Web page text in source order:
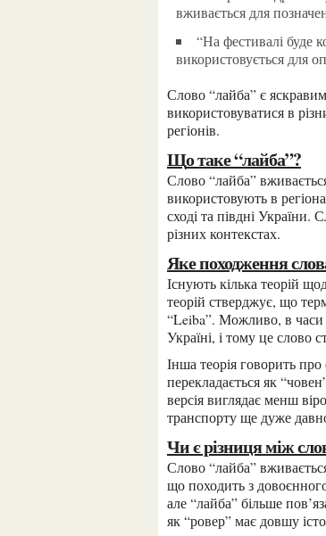
вживається для
“На фестивалі буде конкурс на кращу лайбу.” — у цьому прикладі слово “лайба”
використовується для
Слово “лайба” є яскравим прикладом того, як терміни можуть змінювати своє значення і
використовуватися в
регіонів.
Що таке “лайба”?
Слово “лайба” вживається в Україні для позначення велосипеда. Це термін, який часто
використовують в
сході та півдні України.
різних контекстах.
Яке походження
Існують кілька теорій щодо походження слова “лайба”. Одна з найбільш розповсюджених
теорій стверджує, що
“Leiba”. Можливо, в часи
Україні, і тому це слово
Інша теорія говорить про фінське походження слова “лайба”, що з фінської мови
перекладається як
версія виглядає менш
транспорту ще дуже
Чи є різниця між
Слово “лайба” вживається як синонім до слова “велосипед”, але “ровер” є старішим терміном,
що походить з
але “лайба” більше
як “ровер” має довшу